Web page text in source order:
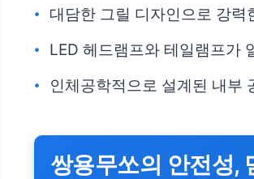
대담한 그릴 디자인으로 강력
LED 헤드램프와 테일램프가
인체공학적으로 설계된 내부
쌍용무쏘의 안전성,